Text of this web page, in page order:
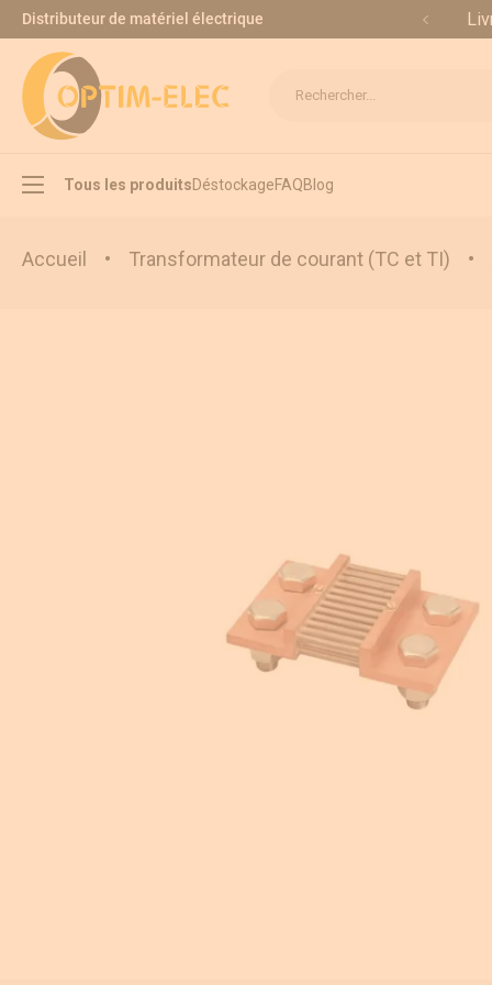
Allez au contenu
Distributeur de matériel électrique
Rechercher...
Tous les produits
Centrale de mesure
DéstockageFAQBlog
Accueil • Transformateur de courant (TC et TI) •